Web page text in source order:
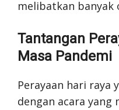
melibatkan banyak
Tantangan
Masa Pandemi
Perayaan hari raya
dengan acara yang